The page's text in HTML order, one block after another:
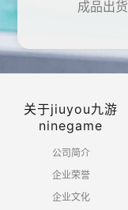
成品出货
关于jiuyou九游
ninegame
公司简介
企业荣誉
企业文化